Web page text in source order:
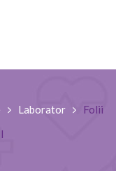
Laborator
Folii